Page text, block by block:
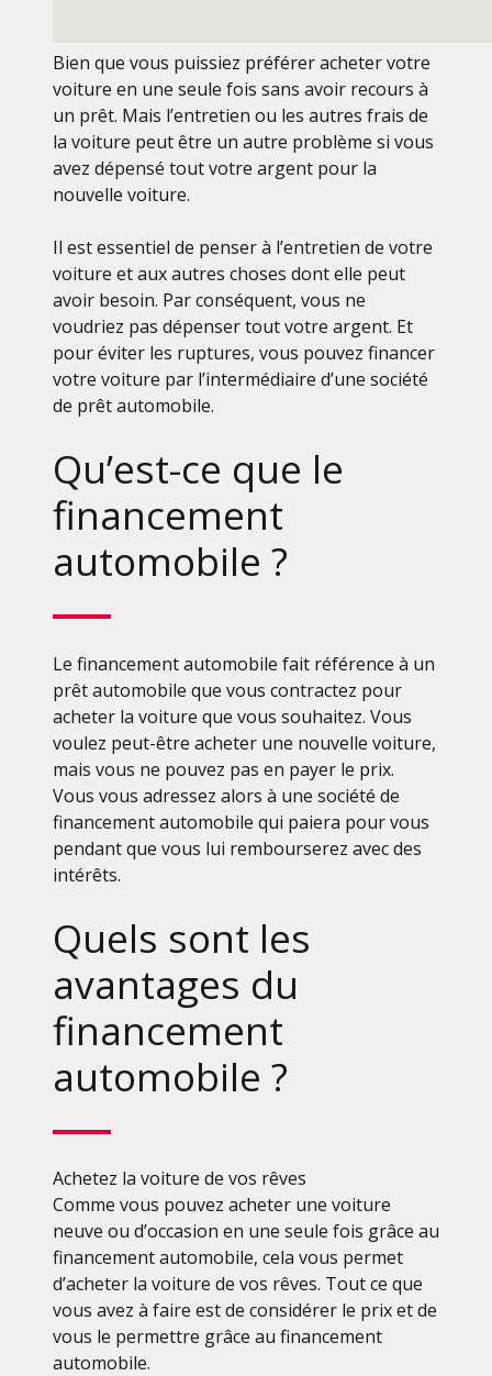
Bien que vous puissiez préférer acheter votre
voiture en une seule fois sans avoir recours à
un prêt. Mais l’entretien ou les autres frais de
la voiture peut être un autre problème si vous
avez dépensé tout votre argent pour la
nouvelle voiture.
Il est essentiel de penser à l’entretien de votre
voiture et aux autres choses dont elle peut
avoir besoin. Par conséquent, vous ne
voudriez pas dépenser tout votre argent. Et
pour éviter les ruptures, vous pouvez financer
votre voiture par l’intermédiaire d’une société
de prêt automobile.
Qu’est-ce que le
financement
automobile ?
Le financement automobile fait référence à un
prêt automobile que vous contractez pour
acheter la voiture que vous souhaitez. Vous
voulez peut-être acheter une nouvelle voiture,
mais vous ne pouvez pas en payer le prix.
Vous vous adressez alors à une société de
financement automobile qui paiera pour vous
pendant que vous lui rembourserez avec des
intérêts.
Quels sont les
avantages du
financement
automobile ?
Achetez la voiture de vos rêves
Comme vous pouvez acheter une voiture
neuve ou d’occasion en une seule fois grâce au
financement automobile, cela vous permet
d’acheter la voiture de vos rêves. Tout ce que
vous avez à faire est de considérer le prix et de
vous le permettre grâce au financement
automobile.